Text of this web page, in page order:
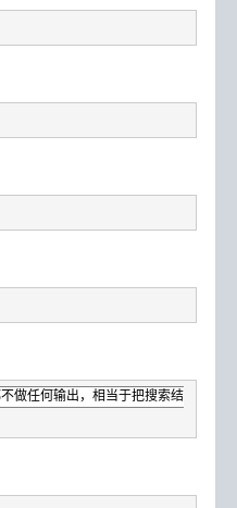
输出，相当于把搜索结